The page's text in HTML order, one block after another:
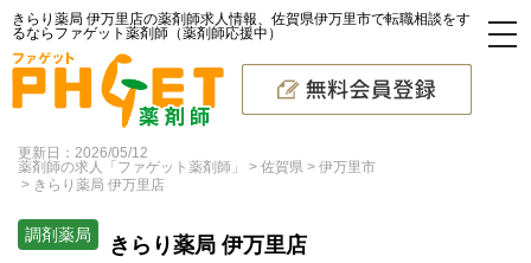
きらり薬局 伊万里店の薬剤師求人情報、佐賀県伊万里市で転職相談をす
るならファゲット薬剤師（薬剤師応援中）
更新日：2026/05/12
薬剤師の求人「ファゲット薬剤師」
佐賀県
伊万里市
きらり薬局 伊万里店
調剤薬局 きらり薬局 伊万里店